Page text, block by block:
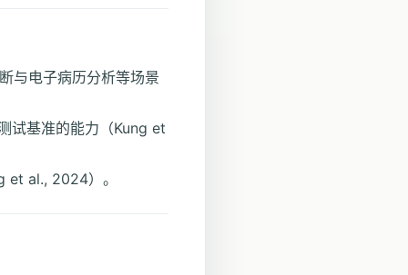
与电子病历分析等场景
试基准的能力（Kung et
et al., 2024）。